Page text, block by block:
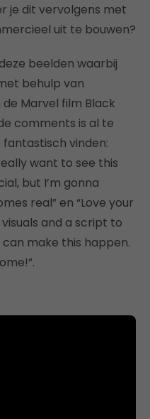
je dit vervolgens met
uit te bouwen?
beelden waarbij
behulp van
Marvel film Black
comments is al te
vinden:
want to see this
but I’m gonna
real” en “Love your
and a script to
can make this happen.